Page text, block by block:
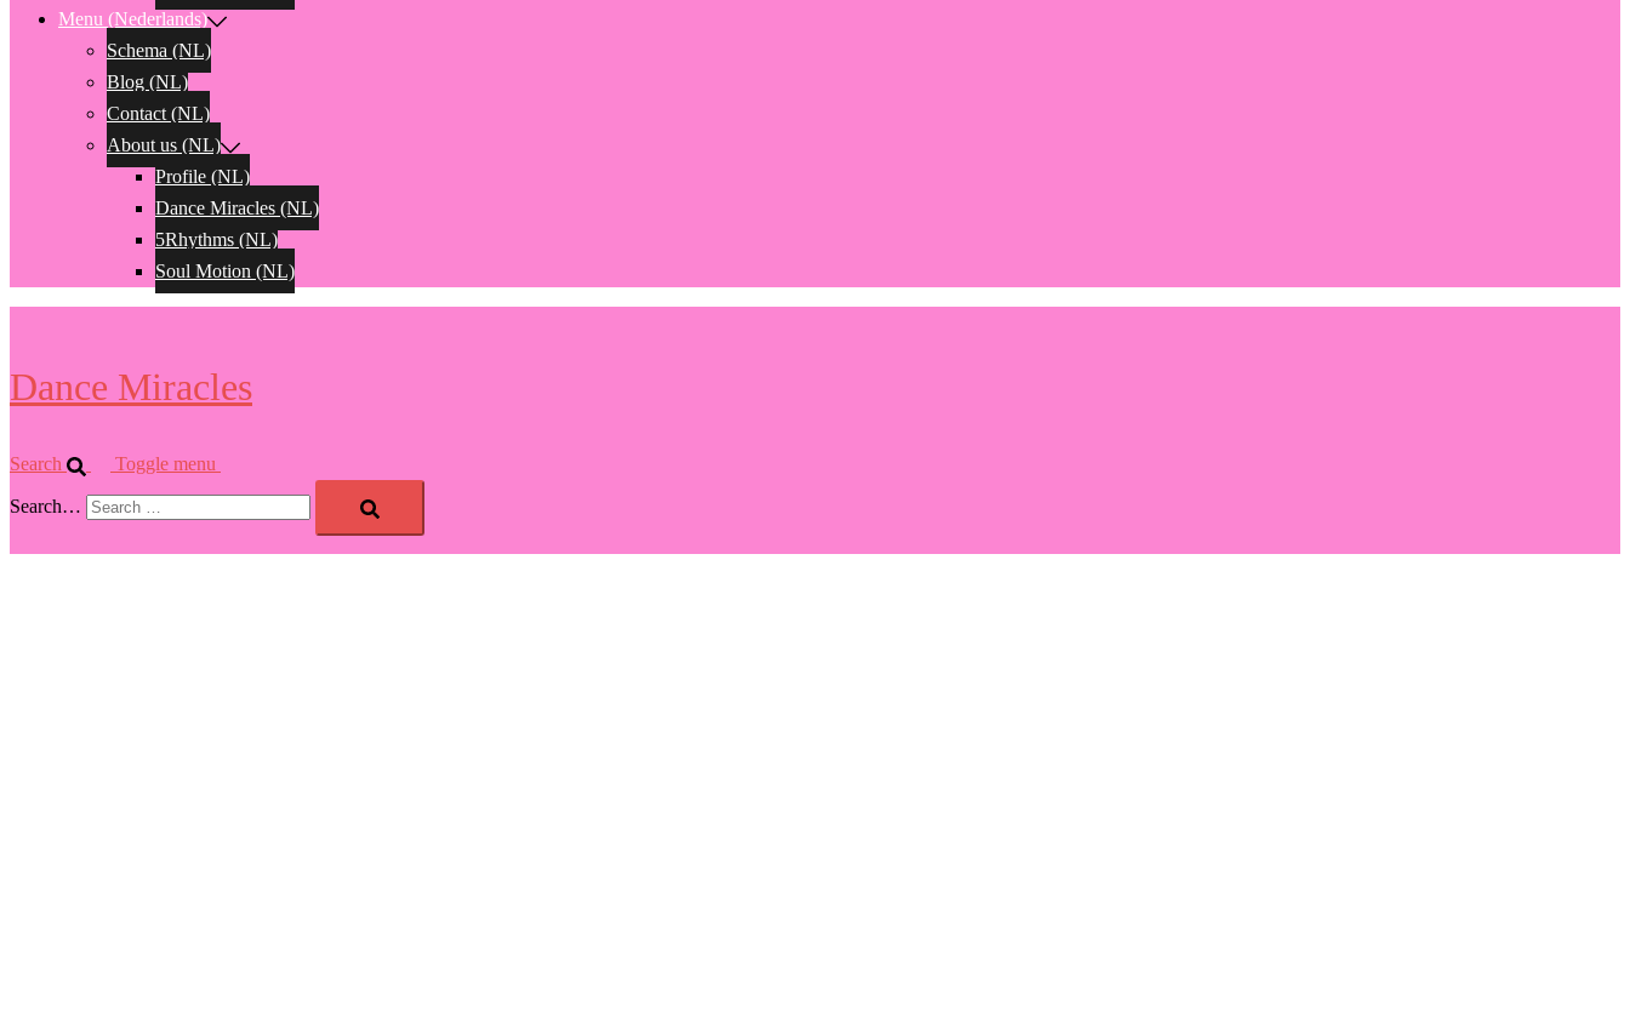
Menu (Nederlands)
Schema (NL)
Blog (NL)
Contact (NL)
About us (NL)
Profile (NL)
Dance Miracles (NL)
5Rhythms (NL)
Soul Motion (NL)
Dance Miracles
Search Toggle menu
Search…